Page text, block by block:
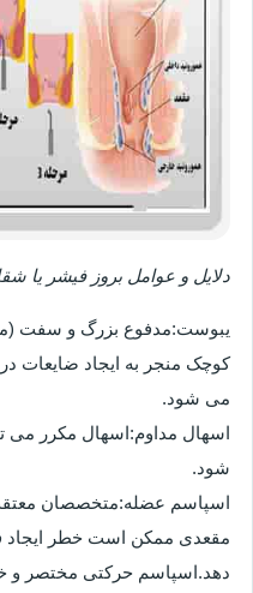
دلایل و عوامل بروز فیشر یا
یبوست:مدفوع بزرگ و سفت
کوچک منجر به ایجاد ضایعات
می شود.
اسهال مداوم:اسهال مکرر می
شود.
اسپاسم عضله:متخصصان
مقعدی ممکن است خطر ایجاد
دهد.اسپاسم حرکتی مختصر و